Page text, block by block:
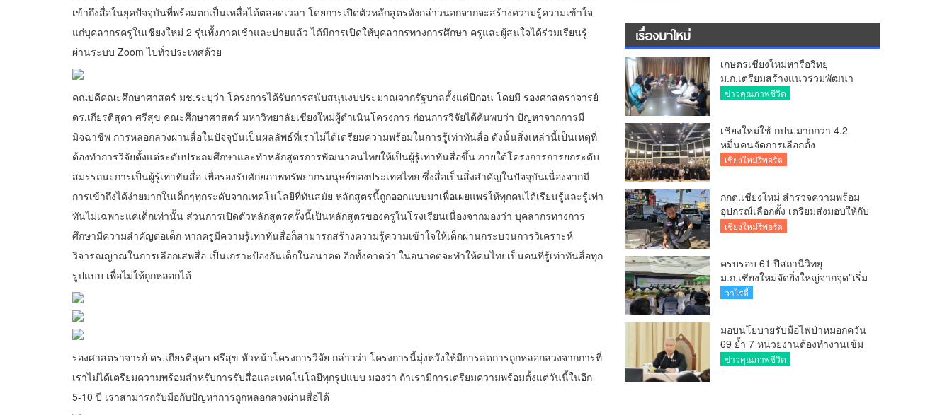
เข้าถึงสื่อในยุคปัจจุบันที่พร้อมตกเป็นเหลื่อได้ตลอดเวลา โดยการเปิดตัวหลักสูตรดังกล่าวนอกจากจะสร้างความรู้ความเข้าใจ
แก่บุคลากรครูในเชียงใหม่ 2 รุ่นทั้งภาคเช้าและบ่ายแล้ว ได้มีการเปิดให้บุคลากรทางการศึกษา ครูและผู้สนใจได้ร่วมเรียนรู้
ผ่านระบบ Zoom ไปทั่วประเทศด้วย
คณบดีคณะศึกษาศาสตร์ มช.ระบุว่า โครงการได้รับการสนับสนุนงบประมาณจากรัฐบาลตั้งแต่ปีก่อน โดยมี รองศาสตราจารย์
ดร.เกียรติสุดา ศรีสุข คณะศึกษาศาสตร์ มหาวิทยาลัยเชียงใหม่ผู้ดำเนินโครงการ ก่อนการวิจัยได้ค้นพบว่า ปัญหาจากการมี
มิจฉาชีพ การหลอกลวงผ่านสื่อในปัจจุบันเป็นผลลัพธ์ที่เราไม่ได้เตรียมความพร้อมในการรู้เท่าทันสื่อ ดังนั้นสิ่งเหล่านี้เป็นเหตุที่
ต้องทำการวิจัยตั้งแต่ระดับประถมศึกษาและทำหลักสูตรการพัฒนาคนไทยให้เป็นผู้รู้เท่าทันสื่อขึ้น ภายใต้โครงการการยกระดับ
สมรรถนะการเป็นผู้รู้เท่าทันสื่อ เพื่อรองรับศักยภาพทรัพยากรมนุษย์ของประเทศไทย ซึ่งสื่อเป็นสิ่งสำคัญในปัจจุบันเนื่องจากมี
การเข้าถึงได้ง่ายมากในเด็กๆทุกระดับจากเทคโนโลยีที่ทันสมัย หลักสูตรนี้ถูกออกแบบมาเพื่อเผยแพร่ให้ทุกคนได้เรียนรู้และรู้เท่า
ทันไม่เฉพาะแค่เด็กเท่านั้น ส่วนการเปิดตัวหลักสูตรครั้งนี้เป็นหลักสูตรของครูในโรงเรียนเนื่องจากมองว่า บุคลากรทางการ
ศึกษามีความสำคัญต่อเด็ก หากครูมีความรู้เท่าทันสื่อก็สามารถสร้างความรู้ความเข้าใจให้เด็กผ่านกระบวนการวิเคราะห์
วิจารณญาณในการเลือกเสพสื่อ เป็นเกราะป้องกันเด็กในอนาคต อีกทั้งคาดว่า ในอนาคตจะทำให้คนไทยเป็นคนที่รู้เท่าทันสื่อทุก
รูปแบบ เพื่อไม่ให้ถูกหลอกได้
รองศาสตราจารย์ ดร.เกียรติสุดา ศรีสุข หัวหน้าโครงการวิจัย กล่าวว่า โครงการนี้มุ่งหวังให้มีการลดการถูกหลอกลวงจากการที่
เราไม่ได้เตรียมความพร้อมสำหรับการรับสื่อและเทคโนโลยีทุกรูปแบบ มองว่า ถ้าเรามีการเตรียมความพร้อมตั้งแต่วันนี้ในอีก
5-10 ปี เราสามารถรับมือกับปัญหาการถูกหลอกลวงผ่านสื่อได้
เรื่องมาใหม่
เกษตรเชียงใหม่หารือวิทยุ
ม.ก.เตรียมสร้างแนวร่วมพัฒนา
คุณภาพชีวิตเกษตรกร สื่อสาร
ข่าวคุณภาพชีวิต
เชียงใหม่ใช้ กปน.มากกว่า 4.2
หมื่นคนจัดการเลือกตั้ง
กกต.เชียงใหม่ ร่วมกับ นายอำเภอ
เชียงใหม่รีพอร์ต
กกต.เชียงใหม่ สำรวจความพร้อม
อุปกรณ์เลือกตั้ง เตรียมส่งมอบให้กับ
ทุกหน่วยเลือกตั้งในวันพรุ่งนี้
เชียงใหม่รีพอร์ต
ครบรอบ 61 ปีสถานีวิทยุ
ม.ก.เชียงใหม่จัดยิ่งใหญ่จากจุด”เริ่ม
ต้นจากเสาไม้ไผ่ จนถึงวันที่มี
วาไรตี้
มอบนโยบายรับมือไฟป่าหมอกควัน
69 ย้ำ 7 หน่วยงานต้องทำงานเข้ม
ข้น ชี้ “ผู้ว่า” คีย์แมนสำคัญทำ
ข่าวคุณภาพชีวิต